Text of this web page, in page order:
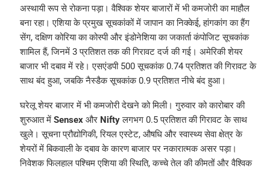
अस्थायी रूप से रोकना पड़ा। वैश्विक शेयर बाजारों में भी कमजोरी का माहौल
बना रहा। एशिया के प्रमुख सूचकांकों में जापान का निक्केई, हांगकांग का हैंग
सेंग, दक्षिण कोरिया का कोस्पी और इंडोनेशिया का जकार्ता कंपोजिट सूचकांक
शामिल हैं, जिनमें 3 प्रतिशत तक की गिरावट दर्ज की गई। अमेरिकी शेयर
बाजार भी दबाव में रहे। एसएंडपी 500 सूचकांक 0.74 प्रतिशत की गिरावट के
साथ बंद हुआ, जबकि नैस्डैक सूचकांक 0.9 प्रतिशत नीचे बंद हुआ।
घरेलू शेयर बाजार में भी कमजोरी देखने को मिली। गुरुवार को कारोबार की
शुरुआत में Sensexऔर Niftyलगभग 0.5 प्रतिशत की गिरावट के साथ
खुले। सूचना प्रौद्योगिकी, रियल एस्टेट, औषधि और स्वास्थ्य सेवा क्षेत्र के
शेयरों में बिकवाली के दबाव के कारण बाजार पर नकारात्मक असर पड़ा।
निवेशक फिलहाल पश्चिम एशिया की स्थिति, कच्चे तेल की कीमतों और वैश्विक